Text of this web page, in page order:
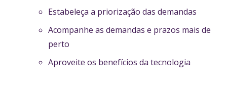
Estabeleça a priorização das demandas
Acompanhe as demandas e prazos mais de
perto
Aproveite os benefícios da tecnologia